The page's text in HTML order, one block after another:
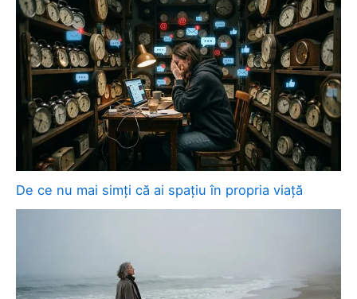
De ce nu mai simți că ai spațiu în propria viață